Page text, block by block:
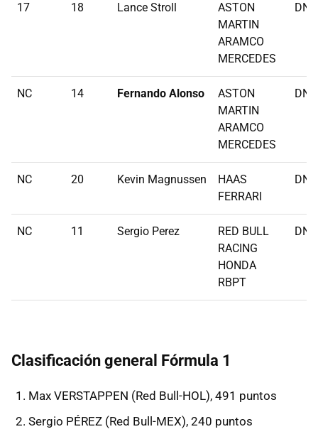
17 18 Lance Stroll
ASTON
MARTIN
ARAMCO
MERCEDES
DNF
NC 14 Fernando Alonso
ASTON
MARTIN
ARAMCO
MERCEDES
DNF
NC 20 Kevin Magnussen
HAAS
FERRARI
DNF
NC 11 Sergio Perez
RED BULL
RACING
HONDA
RBPT
DNF
Clasificación general Fórmula 1
Max VERSTAPPEN (Red Bull-HOL), 491 puntos
Sergio PÉREZ (Red Bull-MEX), 240 puntos